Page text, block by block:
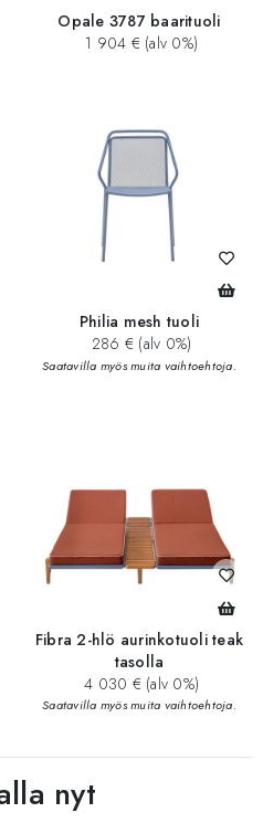
Opale 3787 baarituoli
1 904 € (alv 0%)
Philia mesh tuoli
286 € (alv 0%)
Saatavilla myös muita vaihtoehtoja.
Fibra 2-hlö aurinkotuoli teak
tasolla
4 030 € (alv 0%)
Saatavilla myös muita vaihtoehtoja.
nyt